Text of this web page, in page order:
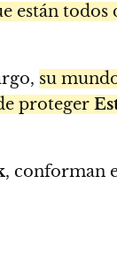
están todos
su
proteger
, conforman